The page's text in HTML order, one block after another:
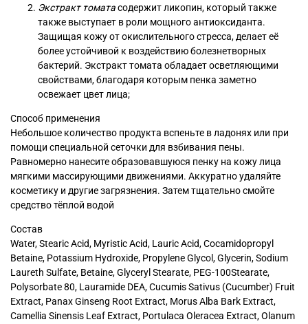
Экстракт томатасодержит ликопин, который также
также выступает в роли мощного антиоксиданта.
Защищая кожу от окислительного стресса, делает её
более устойчивой к воздействию болезнетворных
бактерий. Экстракт томата обладает осветляющими
свойствами, благодаря которым пенка заметно
освежает цвет лица;
Способ применения
Небольшое количество продукта вспеньте в ладонях или при
помощи специальной сеточки для взбивания пены.
Равномерно нанесите образовавшуюся пенку на кожу лица
мягкими массирующими движениями. Аккуратно удаляйте
косметику и другие загрязнения. Затем тщательно смойте
средство тёплой водой
Состав
Water, Stearic Acid, Myristic Acid, Lauric Acid, Cocamidopropyl
Betaine, Potassium Hydroxide, Propylene Glycol, Glycerin, Sodium
Laureth Sulfate, Betaine, Glyceryl Stearate, PEG-100Stearate,
Polysorbate 80, Lauramide DEA, Cucumis Sativus (Cucumber) Fruit
Extract, Panax Ginseng Root Extract, Morus Alba Bark Extract,
Camellia Sinensis Leaf Extract, Portulaca Oleracea Extract, Olanum